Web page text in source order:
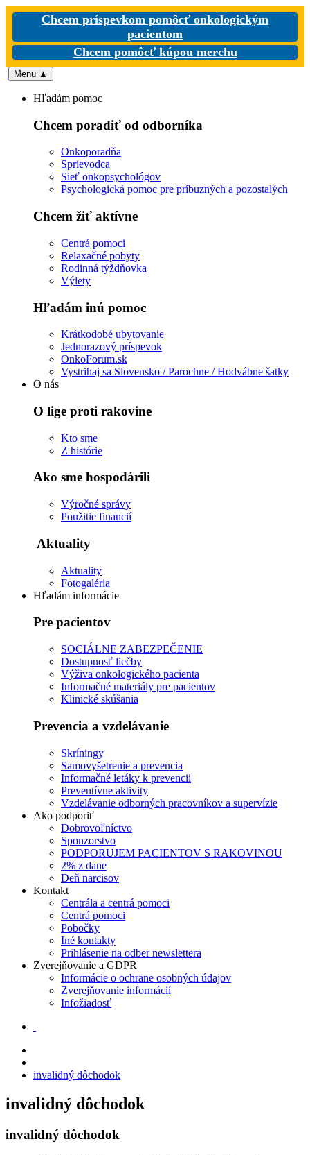
Chcem príspevkom pomôcť onkologickým
pacientom
Chcem pomôcť kúpou merchu
Menu ▲
Hľadám pomoc
Chcem poradiť od odborníka
Onkoporadňa
Sprievodca
Sieť onkopsychológov
Psychologická pomoc pre príbuzných a pozostalých
Chcem žiť aktívne
Centrá pomoci
Relaxačné pobyty
Rodinná týždňovka
Výlety
Hľadám inú pomoc
Krátkodobé ubytovanie
Jednorazový príspevok
OnkoForum.sk
Vystrihaj sa Slovensko / Parochne / Hodvábne šatky
O nás
O lige proti rakovine
Kto sme
Z histórie
Ako sme hospodárili
Výročné správy
Použitie financií
Aktuality
Aktuality
Fotogaléria
Hľadám informácie
Pre pacientov
SOCIÁLNE ZABEZPEČENIE
Dostupnosť liečby
Výživa onkologického pacienta
Informačné materiály pre pacientov
Klinické skúšania
Prevencia a vzdelávanie
Skríningy
Samovyšetrenie a prevencia
Informačné letáky k prevencii
Preventívne aktivity
Vzdelávanie odborných pracovníkov a supervízie
Ako podporiť
Dobrovoľníctvo
Sponzorstvo
PODPORUJEM PACIENTOV S RAKOVINOU
2% z dane
Deň narcisov
Kontakt
Centrála a centrá pomoci
Centrá pomoci
Pobočky
Iné kontakty
Prihlásenie na odber newslettera
Zverejňovanie a GDPR
Informácie o ochrane osobných údajov
Zverejňovanie informácií
Infožiadosť
invalidný dôchodok
invalidný dôchodok
invalidný dôchodok